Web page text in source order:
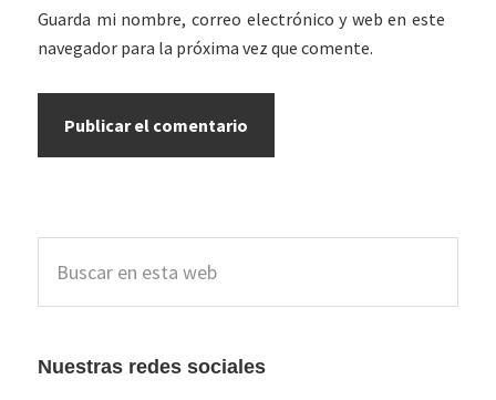
Guarda mi nombre, correo electrónico y web en este
navegador para la próxima vez que comente.
Barra
lateral
esta
Nuestras redes sociales